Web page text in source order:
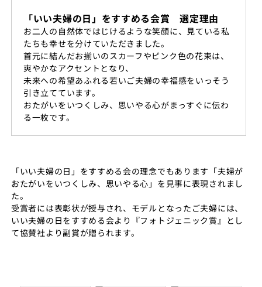
「いい夫婦の日」をすすめる会賞 選定理由
お二人の自然体ではじけるような笑顔に、見ている私
たちも幸せを分けていただきました。
首元に結んだお揃いのスカーフやピンク色の花束は、
爽やかなアクセントとなり、
未来への希望あふれる若いご夫婦の幸福感をいっそう
引き立てています。
おたがいをいつくしみ、思いやる心がまっすぐに伝わ
る一枚です。
「いい夫婦の日」をすすめる会の理念でもあります「夫婦が
おたがいをいつくしみ、思いやる心」を見事に表現されまし
た。
受賞者には表彰状が授与され、モデルとなったご夫婦には、
いい夫婦の日をすすめる会より『フォトジェニック賞』とし
て協賛社より副賞が贈られます。